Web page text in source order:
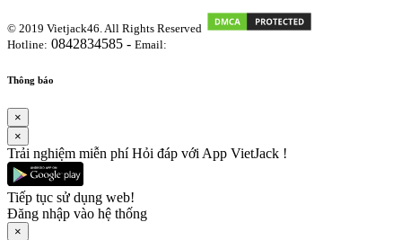
© 2019 Vietjack46. All Rights Reserved
Hotline: 0842834585 - Email:
Thông báo
×
×
Trải nghiệm miễn phí Hỏi đáp với App VietJack !
Tiếp tục sử dụng web!
Đăng nhập vào hệ thống
×